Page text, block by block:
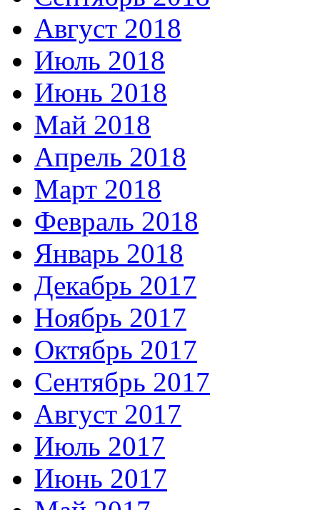
Август 2018
Июль 2018
Июнь 2018
Май 2018
Апрель 2018
Март 2018
Февраль 2018
Январь 2018
Декабрь 2017
Ноябрь 2017
Октябрь 2017
Сентябрь 2017
Август 2017
Июль 2017
Июнь 2017